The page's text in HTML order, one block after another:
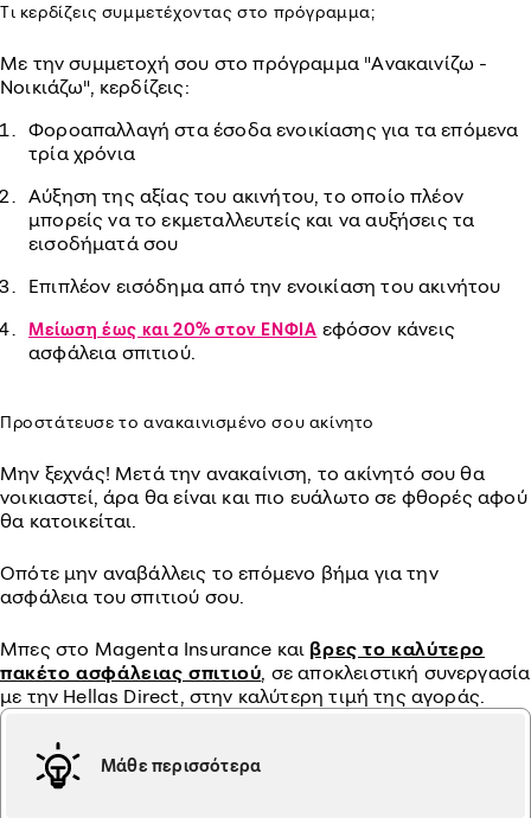
Τι κερδίζεις συμμετέχοντας στο πρόγραμμα;
Με την συμμετοχή σου στο πρόγραμμα "Ανακαινίζω -
Νοικιάζω", κερδίζεις:
Φοροαπαλλαγή στα έσοδα ενοικίασης για τα επόμενα
τρία χρόνια
Αύξηση της αξίας του ακινήτου, το οποίο πλέον
μπορείς να το εκμεταλλευτείς και να αυξήσεις τα
εισοδήματά σου
Επιπλέον εισόδημα από την ενοικίαση του ακινήτου
Μείωση έως και 20% στον ΕΝΦΙΑ εφόσον κάνεις
ασφάλεια σπιτιού.
Προστάτευσε το ανακαινισμένο σου ακίνητο
Μην ξεχνάς! Μετά την ανακαίνιση, το ακίνητό σου θα
νοικιαστεί, άρα θα είναι και πιο ευάλωτο σε φθορές αφού
θα κατοικείται.
Οπότε μην αναβάλλεις το επόμενο βήμα για την
ασφάλεια του σπιτιού σου.
Μπες στο Magenta Insurance και βρες το καλύτερο
πακέτο ασφάλειας σπιτιού, σε αποκλειστική συνεργασία
με την Hellas Direct, στην καλύτερη τιμή της αγοράς.
Μάθε περισσότερα